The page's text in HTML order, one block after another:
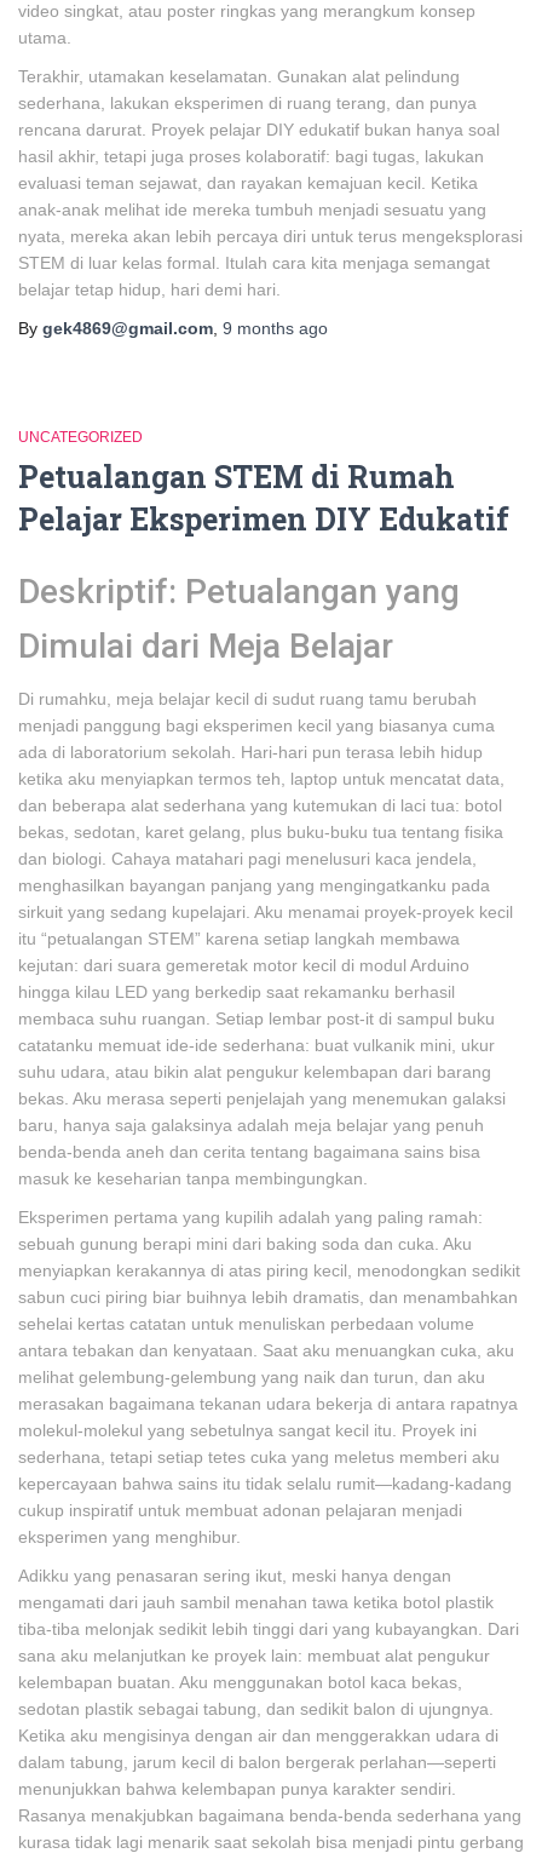
video singkat, atau poster ringkas yang merangkum konsep
utama.
Terakhir, utamakan keselamatan. Gunakan alat pelindung
sederhana, lakukan eksperimen di ruang terang, dan punya
rencana darurat. Proyek pelajar DIY edukatif bukan hanya soal
hasil akhir, tetapi juga proses kolaboratif: bagi tugas, lakukan
evaluasi teman sejawat, dan rayakan kemajuan kecil. Ketika
anak-anak melihat ide mereka tumbuh menjadi sesuatu yang
nyata, mereka akan lebih percaya diri untuk terus mengeksplorasi
STEM di luar kelas formal. Itulah cara kita menjaga semangat
belajar tetap hidup, hari demi hari.
By gek4869@gmail.com 9 months ago
UNCATEGORIZED
Petualangan STEM di Rumah
Pelajar Eksperimen DIY Edukatif
Deskriptif: Petualangan yang
Dimulai dari Meja Belajar
Di rumahku, meja belajar kecil di sudut ruang tamu berubah
menjadi panggung bagi eksperimen kecil yang biasanya cuma
ada di laboratorium sekolah. Hari-hari pun terasa lebih hidup
ketika aku menyiapkan termos teh, laptop untuk mencatat data,
dan beberapa alat sederhana yang kutemukan di laci tua: botol
bekas, sedotan, karet gelang, plus buku-buku tua tentang fisika
dan biologi. Cahaya matahari pagi menelusuri kaca jendela,
menghasilkan bayangan panjang yang mengingatkanku pada
sirkuit yang sedang kupelajari. Aku menamai proyek-proyek kecil
itu “petualangan STEM” karena setiap langkah membawa
kejutan: dari suara gemeretak motor kecil di modul Arduino
hingga kilau LED yang berkedip saat rekamanku berhasil
membaca suhu ruangan. Setiap lembar post-it di sampul buku
catatanku memuat ide-ide sederhana: buat vulkanik mini, ukur
suhu udara, atau bikin alat pengukur kelembapan dari barang
bekas. Aku merasa seperti penjelajah yang menemukan galaksi
baru, hanya saja galaksinya adalah meja belajar yang penuh
benda-benda aneh dan cerita tentang bagaimana sains bisa
masuk ke keseharian tanpa membingungkan.
Eksperimen pertama yang kupilih adalah yang paling ramah:
sebuah gunung berapi mini dari baking soda dan cuka. Aku
menyiapkan kerakannya di atas piring kecil, menodongkan sedikit
sabun cuci piring biar buihnya lebih dramatis, dan menambahkan
sehelai kertas catatan untuk menuliskan perbedaan volume
antara tebakan dan kenyataan. Saat aku menuangkan cuka, aku
melihat gelembung-gelembung yang naik dan turun, dan aku
merasakan bagaimana tekanan udara bekerja di antara rapatnya
molekul-molekul yang sebetulnya sangat kecil itu. Proyek ini
sederhana, tetapi setiap tetes cuka yang meletus memberi aku
kepercayaan bahwa sains itu tidak selalu rumit—kadang-kadang
cukup inspiratif untuk membuat adonan pelajaran menjadi
eksperimen yang menghibur.
Adikku yang penasaran sering ikut, meski hanya dengan
mengamati dari jauh sambil menahan tawa ketika botol plastik
tiba-tiba melonjak sedikit lebih tinggi dari yang kubayangkan. Dari
sana aku melanjutkan ke proyek lain: membuat alat pengukur
kelembapan buatan. Aku menggunakan botol kaca bekas,
sedotan plastik sebagai tabung, dan sedikit balon di ujungnya.
Ketika aku mengisinya dengan air dan menggerakkan udara di
dalam tabung, jarum kecil di balon bergerak perlahan—seperti
menunjukkan bahwa kelembapan punya karakter sendiri.
Rasanya menakjubkan bagaimana benda-benda sederhana yang
kurasa tidak lagi menarik saat sekolah bisa menjadi pintu gerbang